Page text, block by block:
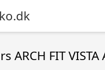
ARCH FIT